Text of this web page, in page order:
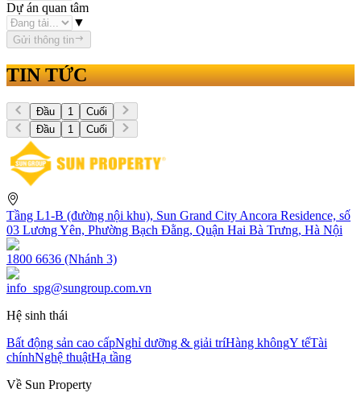
Dự án quan tâm
▼
Gửi thông tin
TIN TỨC
Đầu 1
Cuối
Đầu
1 Cuối
Tầng L1-B (đường nội khu), Sun Grand City Ancora Residence, số
03 Lương Yên, Phường Bạch Đằng, Quận Hai Bà Trưng, Hà Nội
1800 6636 (Nhánh 3)
info_spg@sungroup.com.vn
Hệ sinh thái
Bất động sản cao cấpNghỉ dưỡng & giải tríHàng khôngY tếTài
chínhNghệ thuậtHạ tầng
Về Sun Property